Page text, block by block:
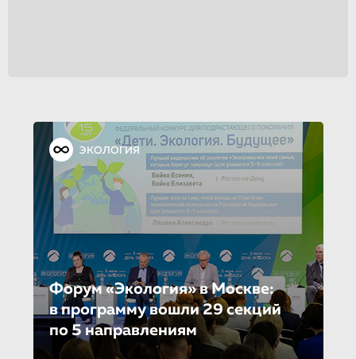
ЭКОЛОГИЯ
Форум «Экология» в Москве:
в программу вошли 29 секций
по 5 направле­ни­ям